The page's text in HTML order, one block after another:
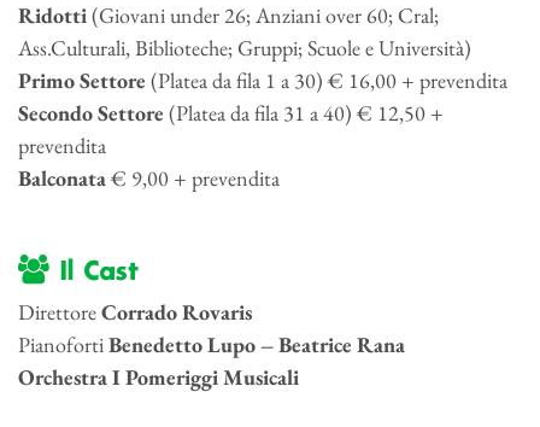
Ridotti(Giovani under 26; Anziani over 60; Cral;
Ass.Culturali, Biblioteche; Gruppi; Scuole e Università)
Primo Settore (Platea da fila 1 a 30) € 16,00 + prevendita
Secondo Settore (Platea da fila 31 a 40) € 12,50 +
prevendita
Balconata€ 9,00 + prevendita
Il Cast
DirettoreCorrado Rovaris
PianofortiBenedetto Lupo – Beatrice Rana
Orchestra I Pomeriggi Musicali